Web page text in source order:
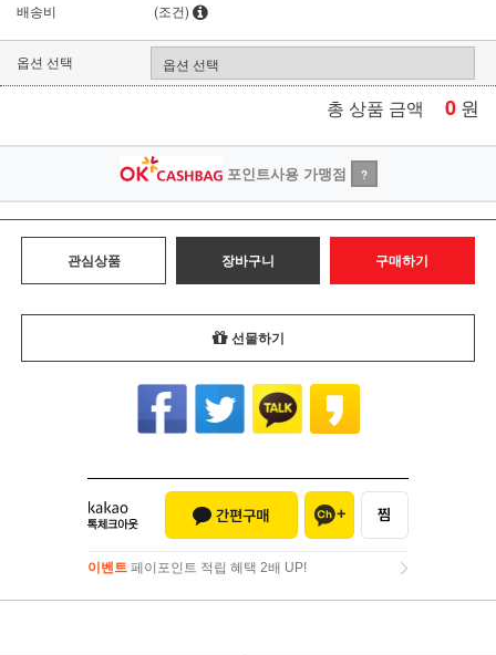
배송비
(조건)
옵션 선택
총 상품 금액 0 원
포인트사용 가맹점 ?
관심상품 장바구니 구매하기
선물하기
이벤트 페이포인트 적립 혜택 2배 UP!
이벤트페이포인트 적립 혜택 2배 UP!